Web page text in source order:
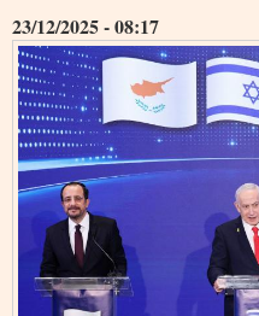
23/12/2025 - 08:17